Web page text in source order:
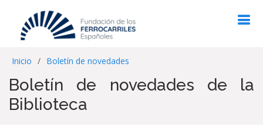
Inicio Boletín de novedades
Boletín de novedades de la
Biblioteca